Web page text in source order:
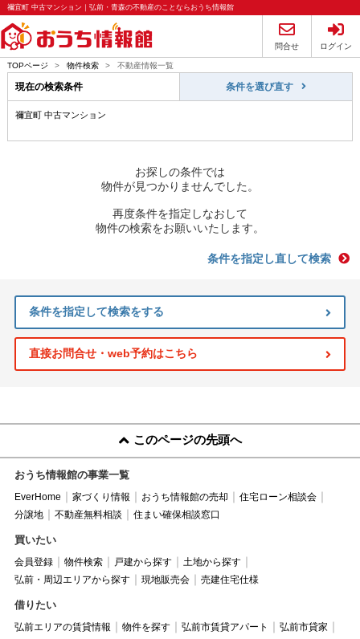
禰宜町 中古マンション｜弘前・青森の不動産のことならおうち情報館
問合せ ログイン
TOPページ > 物件検索 > 不動産情報一覧
現在の検索条件 条件を選び直す
禰宜町 中古マンション
お探しの条件では
物件が見つかりませんでした。
再度条件を指定しなおして
物件の検索をお願いいたします。
条件を指定し直して検索
条件を指定して検索をする
直接お問合せ・web予約はこちら
このページの先頭へ
おうち情報館の事業一覧
EverHome 家づくり情報 おうち情報館の売却
住宅ローン相談会
分譲地
不動産無料相談 住まい確保相談窓口
買いたい
会員登録 物件検索 戸建から探す
土地から探す
弘前・周辺エリアから探す
現地販売会 売建住宅仕様
借りたい
弘前エリアの賃貸情報 物件を探す 弘前市賃貸アパート
弘前市貸家